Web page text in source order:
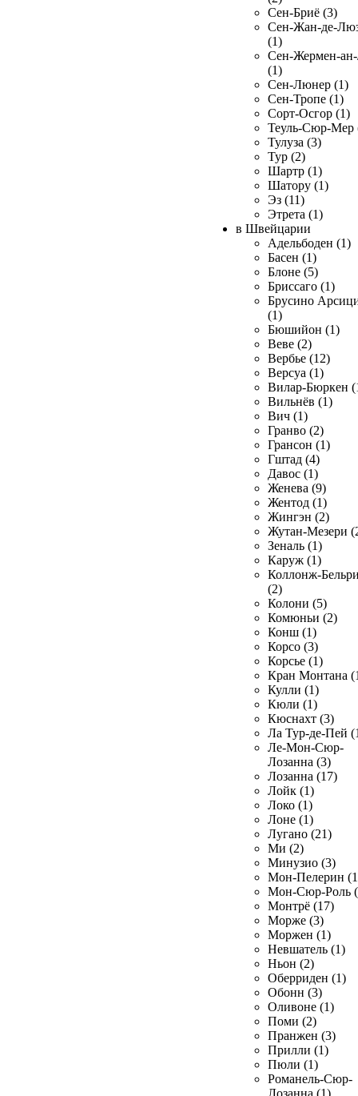
Сен-Бриё (3)
Сен-Жан-де-
(1)
Сен-Жермен-
(1)
Сен-Люнер (1)
Сен-Тропе (1)
Сорт-Осгор (1)
Теуль-Сюр-Мер
Тулуза (3)
Тур (2)
Шартр (1)
Шатору (1)
Эз (11)
Этрета (1)
в Швейцарии
Адельбоден (1)
Басен (1)
Блоне (5)
Бриссаго (1)
Брусино
(1)
Бюшийон (1)
Веве (2)
Вербье (12)
Версуа (1)
Вилар-Бюркен
Вильнёв (1)
Вич (1)
Гранво (2)
Грансон (1)
Гштад (4)
Давос (1)
Женева (9)
Жентод (1)
Жингэн (2)
Жутан-Мезери
Зеналь (1)
Каруж (1)
Коллонж-
(2)
Колони (5)
Комюньи (2)
Конш (1)
Корсо (3)
Корсье (1)
Кран Монтана
Кулли (1)
Кюли (1)
Кюснахт (3)
Ла Тур-де-Пей
Ле-Мон-Сюр-
Лозанна (3)
Лозанна (17)
Лойк (1)
Локо (1)
Лоне (1)
Лугано (21)
Ми (2)
Минузио (3)
Мон-Пелерин
Мон-Сюр-Роль
Монтрё (17)
Морже (3)
Моржен (1)
Невшатель (1)
Ньон (2)
Оберриден (1)
Обонн (3)
Оливоне (1)
Поми (2)
Пранжен (3)
Прилли (1)
Пюли (1)
Романель-Сюр-
Лозанна (1)